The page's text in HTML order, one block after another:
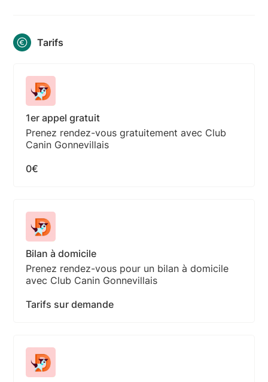
Tarifs
1er appel gratuit
Prenez rendez-vous gratuitement avec Club
Canin Gonnevillais
0€
Bilan à domicile
Prenez rendez-vous pour un bilan à domicile
avec Club Canin Gonnevillais
Tarifs sur demande